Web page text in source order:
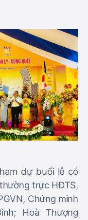
dự buổi lễ có
trực HĐTS,
Chứng minh
Hoà Thượng